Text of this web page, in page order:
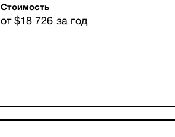
Стоимость
от $18 726 за год